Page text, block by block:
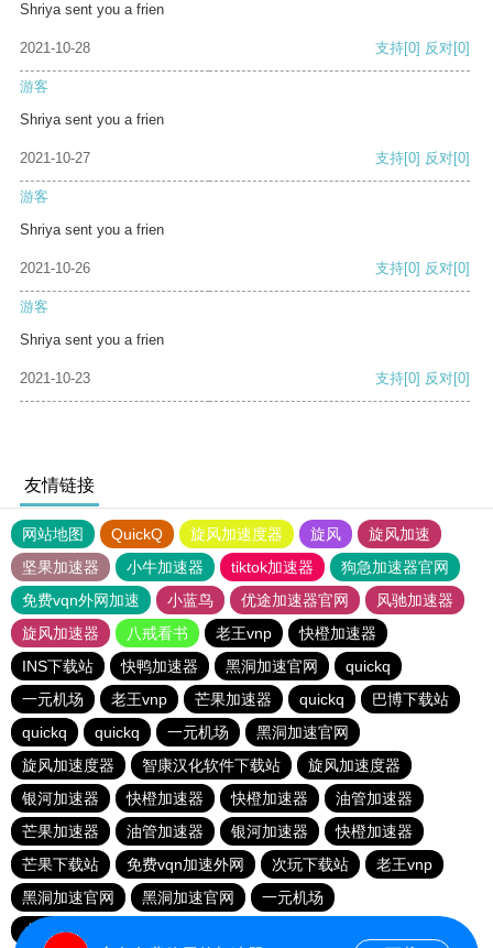
Shriya sent you a frien
2021-10-28 支持[0] 反对[0]
游客
Shriya sent you a frien
2021-10-27 支持[0] 反对[0]
游客
Shriya sent you a frien
2021-10-26 支持[0] 反对[0]
游客
Shriya sent you a frien
2021-10-23 支持[0] 反对[0]
友情链接
网站地图 QuickQ 旋风加速度器 旋风
旋风加速
坚果加速器
小牛加速器 tiktok加速器
狗急加速器官网
免费vqn外网加速
小蓝鸟 优途加速器官网
风驰加速器
旋风加速器
八戒看书 老王vnp
快橙加速器
INS下载站
快鸭加速器 黑洞加速官网
quickq
一元机场
老王vnp 芒果加速器 quickq
巴博下载站
quickq
quickq 一元机场
黑洞加速官网
旋风加速度器
智康汉化软件下载站
旋风加速度器
银河加速器
快橙加速器 快橙加速器
油管加速器
芒果加速器
油管加速器 银河加速器
快橙加速器
芒果下载站
免费vqn加速外网 次玩下载站
老王vnp
黑洞加速官网
黑洞加速官网
一元机场
小猫咪ciash加速器